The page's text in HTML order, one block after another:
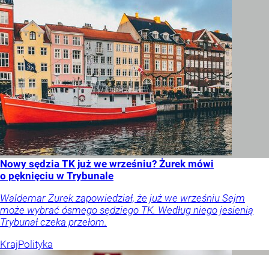
Nowy sędzia TK już we wrześniu? Żurek mówi
o pęknięciu w Trybunale
Waldemar Żurek zapowiedział, że już we wrześniu Sejm
może wybrać ósmego sędziego TK. Według niego jesienią
Trybunał czeka przełom.
KrajPolityka